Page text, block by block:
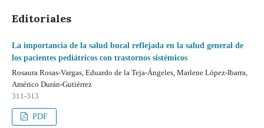
Editoriales
La importancia de la salud bucal reflejada en la salud general de
los pacientes pediátricos con trastornos sistémicos
Rosaura Rosas-Vargas, Eduardo de la Teja-Ángeles, Marlene López-Ibarra,
Américo Durán-Gutiérrez
311-313
PDF